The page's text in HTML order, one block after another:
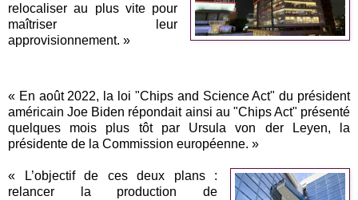
relocaliser au plus vite pour
maîtriser leur
approvisionnement. »
« En août 2022, la loi "Chips and Science Act" du président
américain Joe Biden répondait ainsi au "Chips Act" présenté
quelques mois plus tôt par Ursula von der Leyen, la
présidente de la Commission européenne. »
« L’objectif de ces deux plans :
relancer la production de